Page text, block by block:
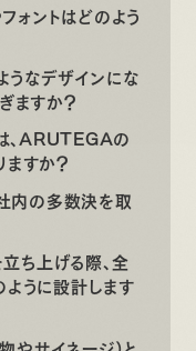
ォントはどのよう
なデザインにな
ますか？
ARUTEGAの
すか？
の多数決を取
ち上げる際、全
うに設計します